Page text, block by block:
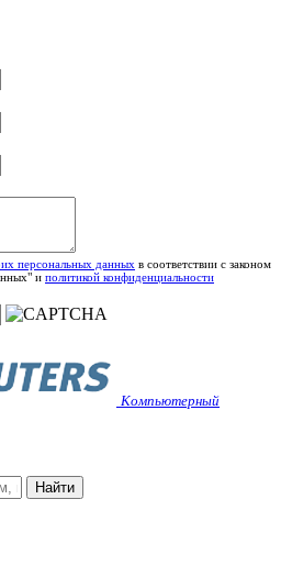
персональных данных в соответствии с законом
и политикой конфиденциальности
Компьютерный